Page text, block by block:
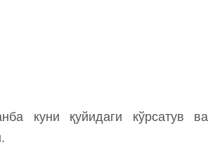
куни қуйидаги кўрсатув ва